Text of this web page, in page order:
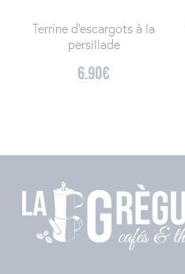
Terrine d’escargots à la
persillade
6.90€